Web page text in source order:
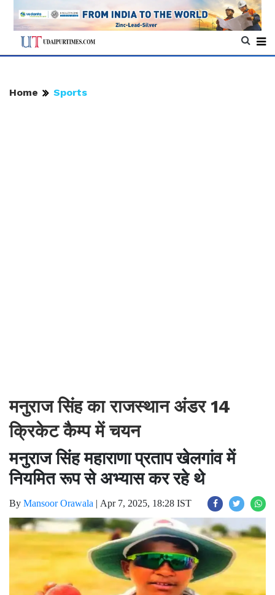
Home Sports
मनुराज सिंह का राजस्थान अंडर 14
क्रिकेट कैम्प में चयन
मनुराज सिंह महाराणा प्रताप खेलगांव में
नियमित रूप से अभ्यास कर रहे थे
By Mansoor Orawala | Apr 7, 2025, 18:28 IST